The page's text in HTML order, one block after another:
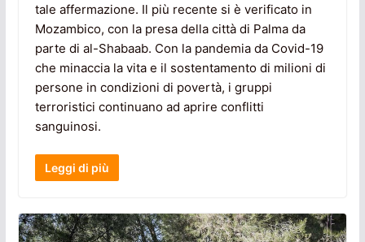
tale affermazione. Il più recente si è verificato in
Mozambico, con la presa della città di Palma da
parte di al-Shabaab. Con la pandemia da Covid-19
che minaccia la vita e il sostentamento di milioni di
persone in condizioni di povertà, i gruppi
terroristici continuano ad aprire conflitti
sanguinosi.
Leggi di più